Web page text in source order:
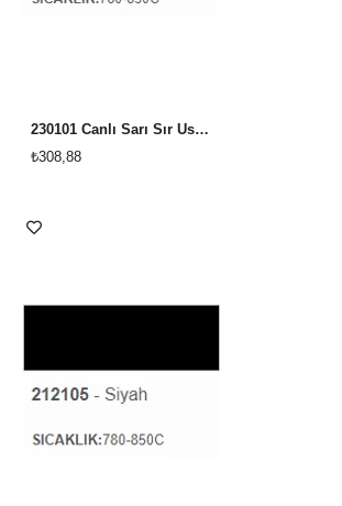
230101 Canlı Sarı Sır Üstü Dekor Boyası
₺308,88